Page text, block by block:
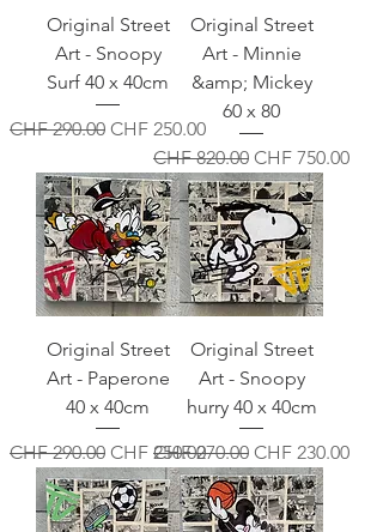
Original Street
Art - Snoopy
Surf 40 x 40cm
Standardpreis
CHF 290.00 Sale-Preis
CHF 250.00
Original Street
Art - Minnie
&amp; Mickey
60 x 80
Standardpreis
CHF 820.00 Sale-Preis
CHF 750.00
Original Street
Art - Paperone
40 x 40cm
Standardpreis
CHF 290.00 Sale-Preis
CHF 250.00
Original Street
Art - Snoopy
hurry 40 x 40cm
Standardpreis
CHF 270.00 Sale-Preis
CHF 230.00